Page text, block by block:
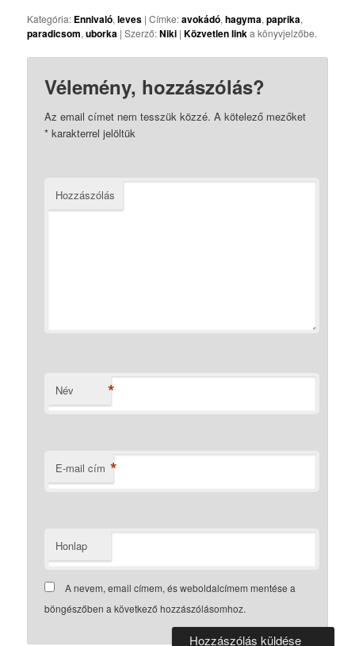
Kategória: Ennivaló,leves | Címke:avokádó,hagyma,paprika,
paradicsom,uborka | Szerző:Niki |Közvetlen linka könyvjelzőbe.
Vélemény, hozzászólás?
Az email címet nem tesszük közzé. A kötelező mezőket
* karakterrel jelöltük
Hozzászólás
Név *
E-mail cím *
Honlap
A nevem, email címem, és weboldalcímem mentése a
böngészőben a következő hozzászólásomhoz.